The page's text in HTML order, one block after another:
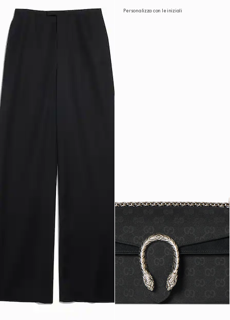
Personalizza con le iniziali